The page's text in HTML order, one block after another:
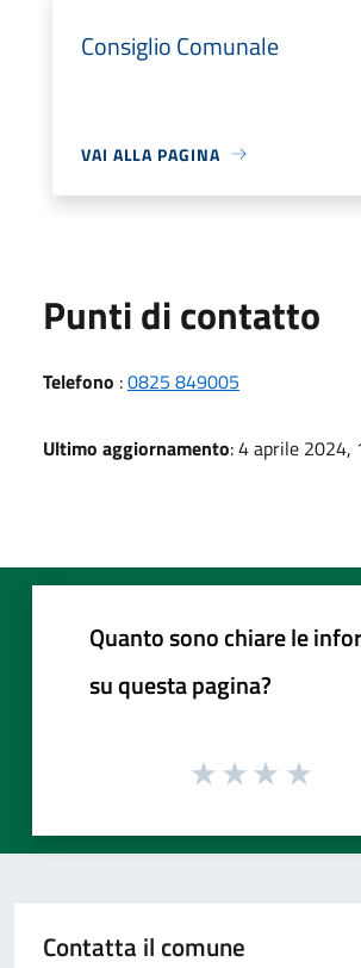
Consiglio Comunale
VAI ALLA PAGINA
Punti di contatto
Telefono :0825 849005
Ultimo aggiornamento: 4 aprile 2024,
Quanto sono chiare le
su questa pagina?
Contatta il comune